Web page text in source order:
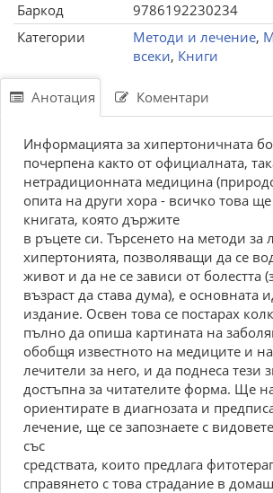
Баркод
9786192230234
Категории
Методи и лечение,
всеки, Книги
Анотация Коментари
Информацията за хипертоничната
почерпена както от официалната,
нетрадиционната медицина
опита на други хора - всичко това
книгата, която държите
в ръцете си. Търсенето на методи за
хипертонията, позволяващи да се
живот и да не се зависи от болестта
възраст да става дума), е основната
издание. Освен това се постарах
пълно да опиша картината на
обобщя известното на медиците и
лечители за него, и да поднеса тези
достъпна за читателите форма. Ще
ориентирате в диагнозата и
лечение, ще се запознаете с
със
средствата, които предлага
справянето с това страдание в